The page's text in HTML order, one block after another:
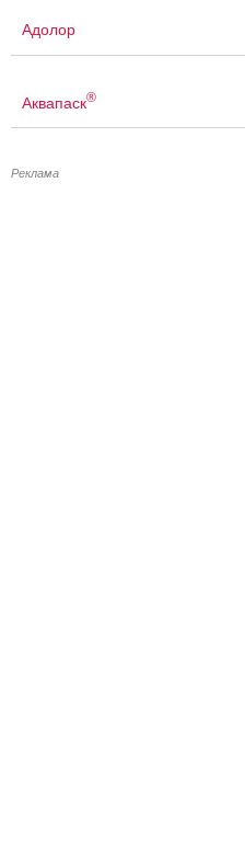
Адолор
Аквапаск®
Реклама